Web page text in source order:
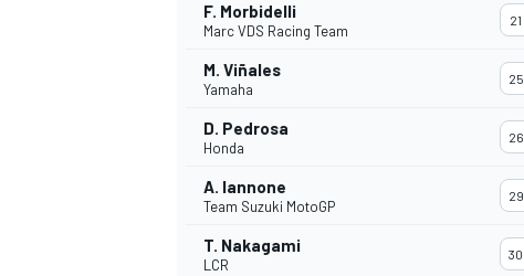
F. Morbidelli
Marc VDS Racing Team
21
M. Viñales
Yamaha
25
D. Pedrosa
Honda
26
A. Iannone
Team Suzuki MotoGP
29
T. Nakagami
LCR
30